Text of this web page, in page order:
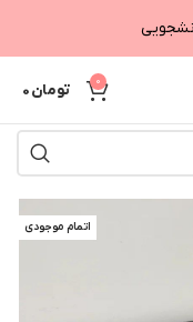
0 تومان
اتمام موجودی